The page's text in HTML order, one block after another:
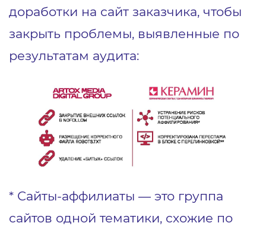
доработки на сайт заказчика, чтобы
закрыть проблемы, выявленные по
результатам аудита:
* Сайты-аффилиаты — это группа
сайтов одной тематики, схожие по